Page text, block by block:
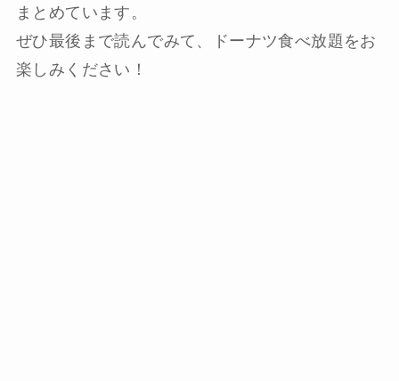
まとめています。
ぜひ最後まで読んでみて、ドーナツ食べ放題をお
楽しみください！